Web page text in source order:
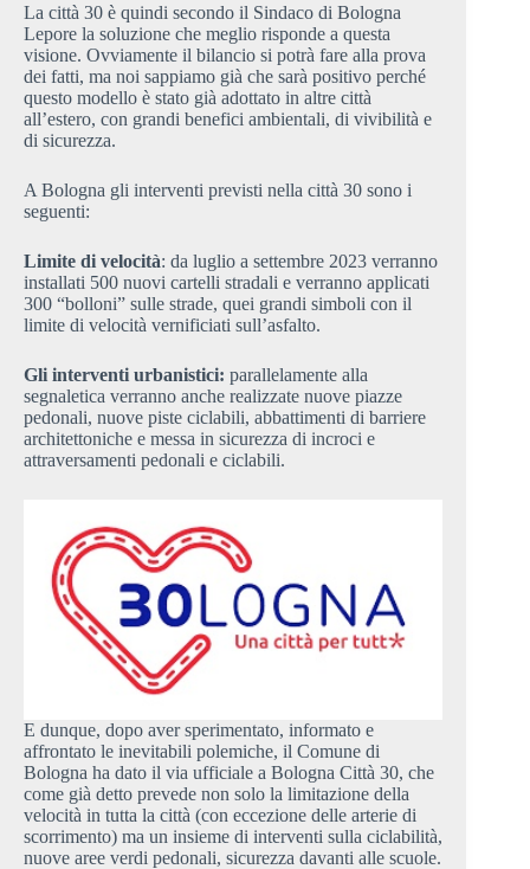
La città 30 è quindi secondo il Sindaco di Bologna
Lepore la soluzione che meglio risponde a questa
visione. Ovviamente il bilancio si potrà fare alla prova
dei fatti, ma noi sappiamo già che sarà positivo perché
questo modello è stato già adottato in altre città
all’estero, con grandi benefici ambientali, di vivibilità e
di sicurezza.
A Bologna gli interventi previsti nella città 30 sono i
seguenti:
Limite di velocità: da luglio a settembre 2023 verranno
installati 500 nuovi cartelli stradali e verranno applicati
300 “bolloni” sulle strade, quei grandi simboli con il
limite di velocità vernificiati sull’asfalto.
Gli interventi urbanistici: parallelamente alla
segnaletica verranno anche realizzate nuove piazze
pedonali, nuove piste ciclabili, abbattimenti di barriere
architettoniche e messa in sicurezza di incroci e
attraversamenti pedonali e ciclabili.
E dunque, dopo aver sperimentato, informato e
affrontato le inevitabili polemiche, il Comune di
Bologna ha dato il via ufficiale a Bologna Città 30, che
come già detto prevede non solo la limitazione della
velocità in tutta la città (con eccezione delle arterie di
scorrimento) ma un insieme di interventi sulla ciclabilità,
nuove aree verdi pedonali, sicurezza davanti alle scuole.